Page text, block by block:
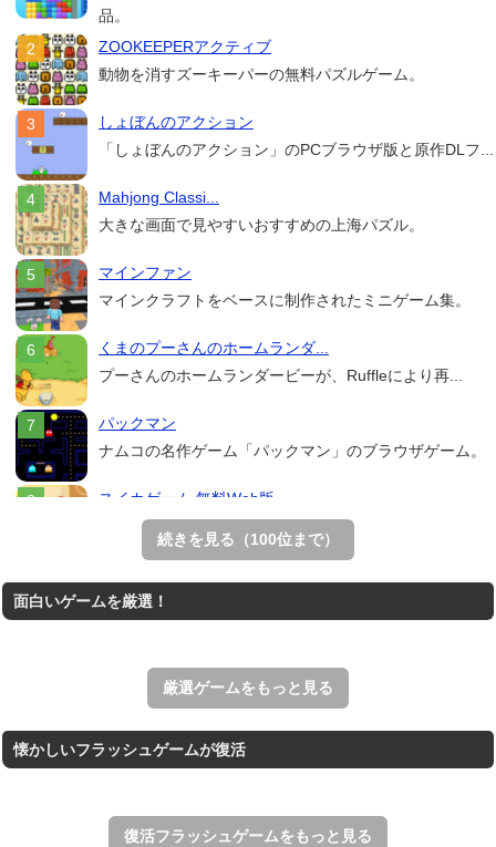
品。
ZOOKEEPERアクティブ
動物を消すズーキーパーの無料パズルゲーム。
しょぼんのアクション
「しょぼんのアクション」のPCブラウザ版と原作DLフ...
Mahjong Classi...
大きな画面で見やすいおすすめの上海パズル。
マインファン
マインクラフトをベースに制作されたミニゲーム集。
くまのプーさんのホームランダ...
プーさんのホームランダービーが、Ruffleにより再...
パックマン
ナムコの名作ゲーム「パックマン」のブラウザゲーム。
スイカゲーム 無料Web版
スイカゲームをスクラッチで再現した無料Web版。
リアルな麻雀牌を使う18種類の上海ゲーム。
すべての矢印を画面外へ導くパズルゲーム。
続きを見る（100位まで）
面白いゲームを厳選！
厳選ゲームをもっと見る
懐かしいフラッシュゲームが復活
復活フラッシュゲームをもっと見る